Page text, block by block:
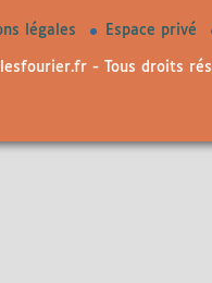
légales Espace privé
- Tous droits